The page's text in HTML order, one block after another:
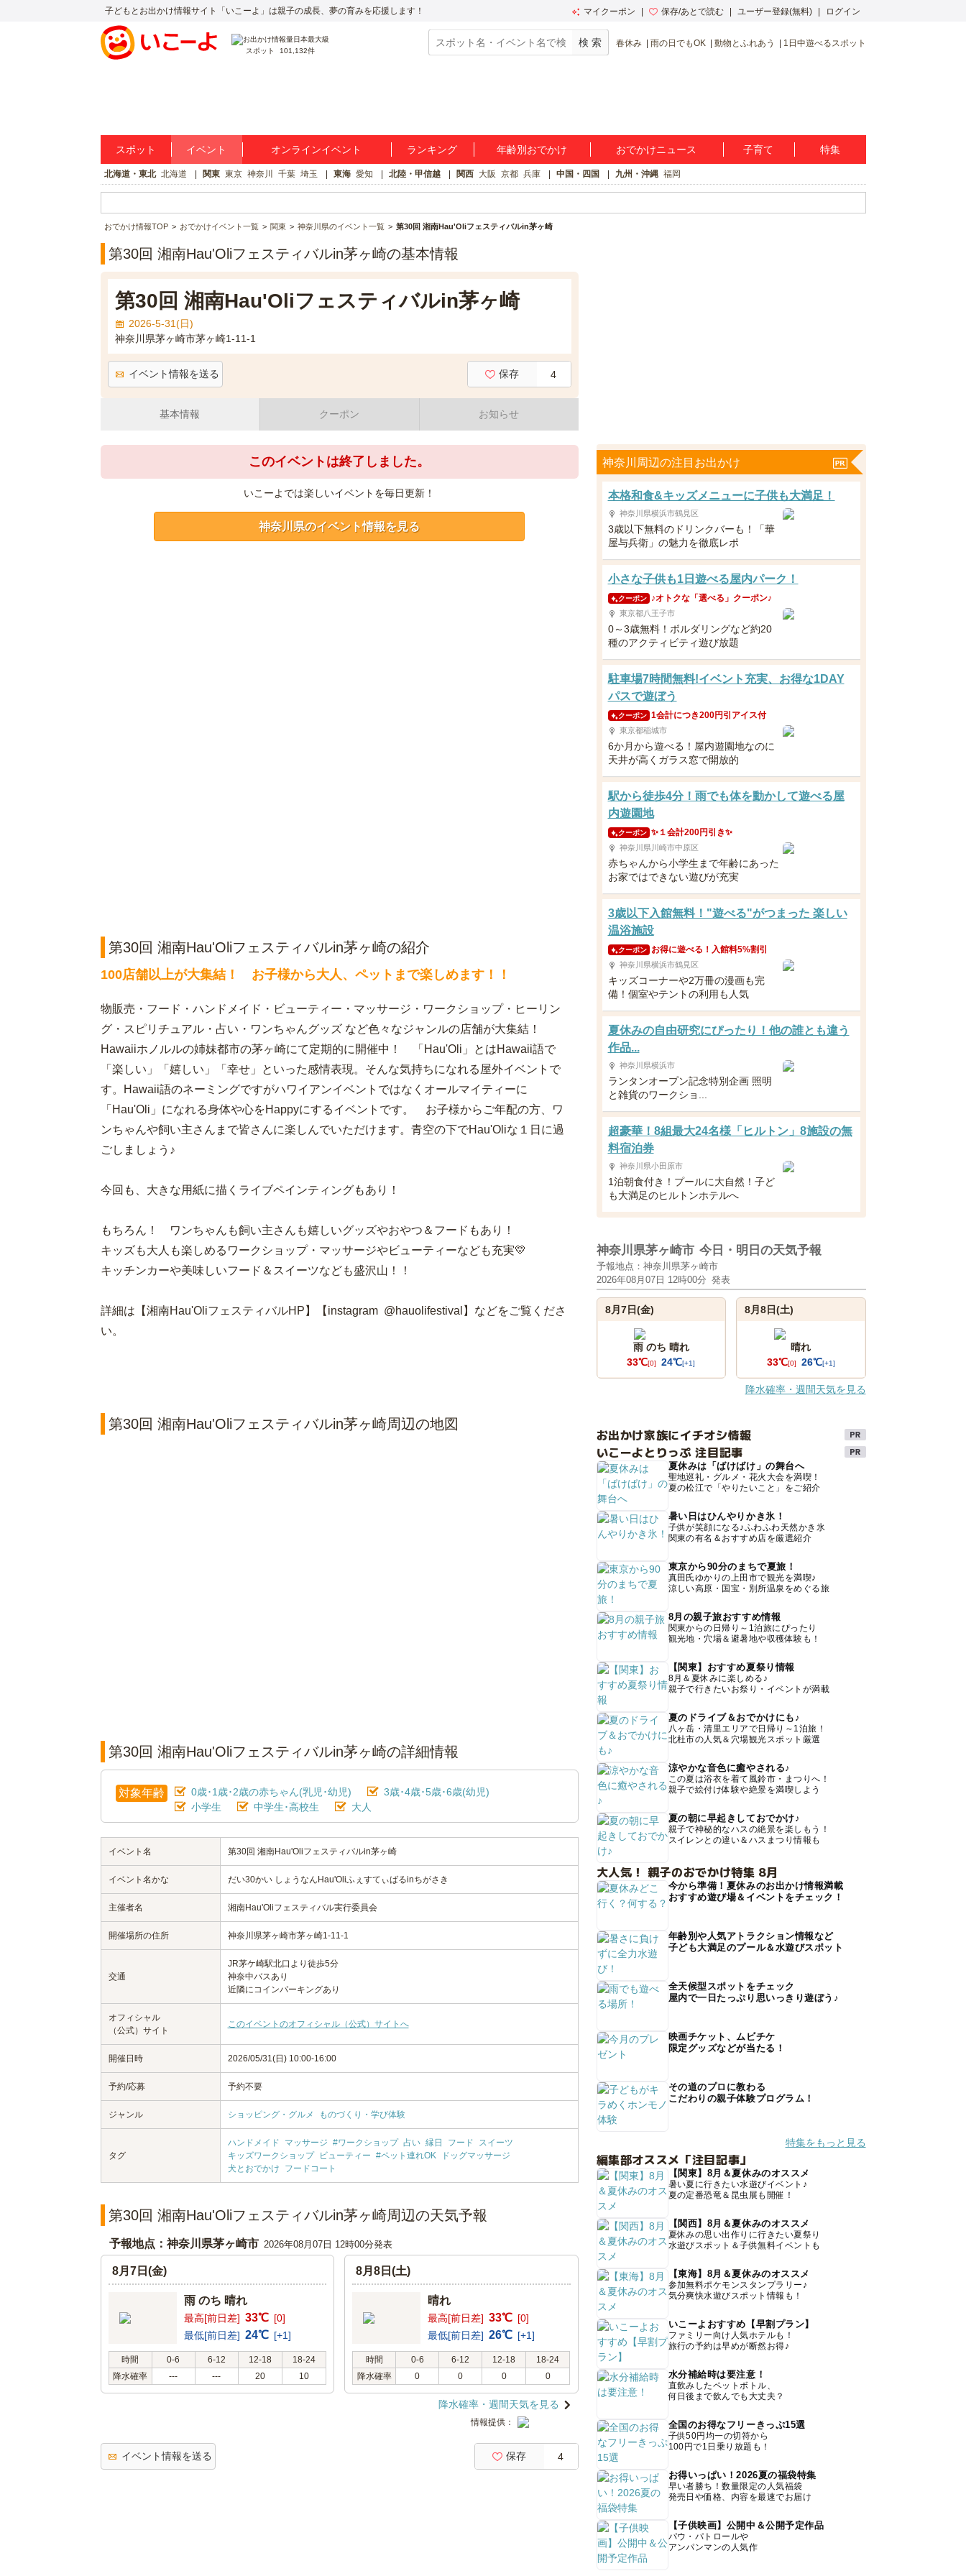
子どもとお出かけ情報サイト「いこーよ」は親子の成長、夢の育みを応援します！ マイクーポン 保存/あとで読む ユーザー登録(無料) ログイン
スポット 101,132件
春休み 雨の日でもOK 動物とふれあう 1日中遊べるスポット
スポット イベント オンラインイベント ランキング 年齢別おでかけ おでかけニュース 子育て 特集
北海道・東北 北海道 関東 東京 神奈川 千葉 埼玉 東海 愛知 北陸・甲信越 関西 大阪 京都 兵庫 中国・四国 九州・沖縄 福岡
おでかけ情報TOP おでかけイベント一覧 関東 神奈川県のイベント一覧 第30回 湘南Hau'Oliフェスティバルin茅ヶ崎
第30回 湘南Hau'Oliフェスティバルin茅ヶ崎の基本情報
第30回 湘南Hau'Oliフェスティバルin茅ヶ崎
2026-5-31(日)
神奈川県茅ヶ崎市茅ヶ崎1-11-1
イベント情報を送る 保存 4
基本情報 クーポン お知らせ
このイベントは終了しました。
いこーよでは楽しいイベントを毎日更新！
神奈川県のイベント情報を見る
第30回 湘南Hau'Oliフェスティバルin茅ヶ崎の紹介
100店舗以上が大集結！ お子様から大人、ペットまで楽しめます！！
物販売・フード・ハンドメイド・ビューティー・マッサージ・ワークショップ・ヒーリン
グ・スピリチュアル・占い・ワンちゃんグッズ など色々なジャンルの店舗が大集結！
Hawaiiホノルルの姉妹都市の茅ヶ崎にて定期的に開催中！ 「Hau'Oli」とはHawaii語で
「楽しい」「嬉しい」「幸せ」といった感情表現。そんな気持ちになれる屋外イベントで
す。Hawaii語のネーミングですがハワイアンイベントではなくオールマイティーに
「Hau'Oli」になれる身体や心をHappyにするイベントです。 お子様からご年配の方、ワ
ンちゃんや飼い主さんまで皆さんに楽しんでいただけます。青空の下でHau'Oliな１日に過
ごしましょう♪
今回も、大きな用紙に描くライブペインティングもあり！
もちろん！ ワンちゃんも飼い主さんも嬉しいグッズやおやつ＆フードもあり！
キッズも大人も楽しめるワークショップ・マッサージやビューティーなども充実💛
キッチンカーや美味しいフード＆スイーツなども盛沢山！！
詳細は【湘南Hau'OliフェスティバルHP】【instagram @hauolifestival】などをご覧くださ
い。
第30回 湘南Hau'Oliフェスティバルin茅ヶ崎周辺の地図
第30回 湘南Hau'Oliフェスティバルin茅ヶ崎の詳細情報
対象年齢 0歳･1歳･2歳の赤ちゃん(乳児･幼児)
3歳･4歳･5歳･6歳(幼児)
小学生
中学生･高校生 大人
イベント名 第30回 湘南Hau'Oliフェスティバルin茅ヶ崎
イベント名かな だい30かい しょうなんHau'Oliふぇすてぃばるinちがさき
主催者名 湘南Hau'Oliフェスティバル実行委員会
開催場所の住所 神奈川県茅ヶ崎市茅ヶ崎1-11-1
交通
JR茅ケ崎駅北口より徒歩5分
神奈中バスあり
近隣にコインパーキングあり
オフィシャル
（公式）サイト
このイベントのオフィシャル（公式）サイトへ
開催日時 2026/05/31(日) 10:00-16:00
予約/応募 予約不要
ジャンル ショッピング・グルメ ものづくり・学び体験
タグ
ハンドメイド マッサージ #ワークショップ 占い 縁日 フード
スイーツ
キッズワークショップ
ビューティー #ペット連れOK
ドッグマッサージ
犬とおでかけ
フードコート
第30回 湘南Hau'Oliフェスティバルin茅ヶ崎周辺の天気予報
予報地点：神奈川県茅ヶ崎市 2026年08月07日 12時00分発表
8月7日(金)
雨 のち 晴れ
最高[前日差] 33℃ [0]
最低[前日差] 24℃ [+1]
時間 0-6 6-12 12-18
18-24
降水確率
--- --- 20 10
8月8日(土)
晴れ
最高[前日差] 33℃ [0]
最低[前日差] 26℃ [+1]
時間 0-6 6-12 12-18
18-24
降水確率
0 0 0 0
降水確率・週間天気を見る
情報提供：
イベント情報を送る 保存 4
神奈川周辺の注目お出かけ
本格和食&キッズメニューに子供も大満足！
神奈川県横浜市鶴見区
3歳以下無料のドリンクバーも！「華
屋与兵衛」の魅力を徹底レポ
小さな子供も1日遊べる屋内パーク！
クーポン ♪オトクな「選べる」クーポン♪
東京都八王子市
0～3歳無料！ボルダリングなど約20
種のアクティビティ遊び放題
駐車場7時間無料!イベント充実、お得な1DAY
パスで遊ぼう
クーポン 1会計につき200円引アイス付
東京都稲城市
6か月から遊べる！屋内遊園地なのに
天井が高くガラス窓で開放的
駅から徒歩4分！雨でも体を動かして遊べる屋
内遊園地
クーポン ✨１会計200円引き✨
神奈川県川崎市中原区
赤ちゃんから小学生まで年齢にあった
お家ではできない遊びが充実
3歳以下入館無料！"遊べる"がつまった 楽しい
温浴施設
クーポン お得に遊べる！入館料5%割引
神奈川県横浜市鶴見区
キッズコーナーや2万冊の漫画も完
備！個室やテントの利用も人気
夏休みの自由研究にぴったり！他の誰とも違う
作品...
神奈川県横浜市
ランタンオープン記念特別企画 照明
と雑貨のワークショ...
超豪華！8組最大24名様「ヒルトン」8施設の無
料宿泊券
神奈川県小田原市
1泊朝食付き！プールに大自然！子ど
も大満足のヒルトンホテルへ
神奈川県茅ヶ崎市 今日・明日の天気予報
予報地点：神奈川県茅ヶ崎市
2026年08月07日 12時00分 発表
8月7日(金)
雨 のち 晴れ
33℃[0] 24℃[+1]
8月8日(土)
晴れ
33℃[0] 26℃[+1]
降水確率・週間天気を見る
お出かけ家族にイチオシ情報
いこーよとりっぷ 注目記事
夏休みは「ばけばけ」の舞台へ
聖地巡礼・グルメ・花火大会を満喫！
夏の松江で「やりたいこと」をご紹介
暑い日はひんやりかき氷！
子供が笑顔になる♪ふわふわ天然かき氷
関東の有名＆おすすめ店を厳選紹介
東京から90分のまちで夏旅！
真田氏ゆかりの上田市で観光を満喫♪
涼しい高原・国宝・別所温泉をめぐる旅
8月の親子旅おすすめ情報
関東からの日帰り～1泊旅にぴったり
観光地・穴場＆避暑地や収穫体験も！
【関東】おすすめ夏祭り情報
8月＆夏休みに楽しめる♪
親子で行きたいお祭り・イベントが満載
夏のドライブ＆おでかけにも♪
八ヶ岳・清里エリアで日帰り～1泊旅！
北杜市の人気＆穴場観光スポット厳選
涼やかな音色に癒やされる♪
この夏は浴衣を着て風鈴市・まつりへ！
親子で絵付け体験や絶景を満喫しよう
夏の朝に早起きしておでかけ♪
親子で神秘的なハスの絶景を楽しもう！
スイレンとの違い＆ハスまつり情報も
大人気！ 親子のおでかけ特集 8月
今から準備！夏休みのお出かけ情報満載
おすすめ遊び場＆イベントをチェック！
年齢別や人気アトラクション情報など
子ども大満足のプール＆水遊びスポット
全天候型スポットをチェック
屋内で一日たっぷり思いっきり遊ぼう♪
映画チケット、ムビチケ
限定グッズなどが当たる！
その道のプロに教わる
こだわりの親子体験プログラム！
特集をもっと見る
編集部オススメ「注目記事」
【関東】8月＆夏休みのオススメ
暑い夏に行きたい水遊びイベント♪
夏の定番恐竜＆昆虫展も開催！
【関西】8月＆夏休みのオススメ
夏休みの思い出作りに行きたい夏祭り
水遊びスポット＆子供無料イベントも
【東海】8月＆夏休みのオススメ
参加無料ポケモンスタンプラリー♪
気分爽快水遊びスポット情報も！
いこーよおすすめ【早割プラン】
ファミリー向け人気ホテルも！
旅行の予約は早めが断然お得♪
水分補給時は要注意！
直飲みしたペットボトル、
何日後まで飲んでも大丈夫？
全国のお得なフリーきっぷ15選
子供50円均一の切符から
100円で1日乗り放題も！
お得いっぱい！2026夏の福袋特集
早い者勝ち！数量限定の人気福袋
発売日や価格、内容を最速でお届け
【子供映画】公開中＆公開予定作品
パウ・パトロールや
アンパンマンの人気作